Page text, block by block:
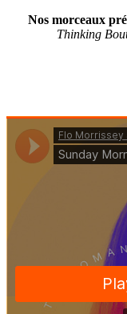
Nos morceaux
Thinking